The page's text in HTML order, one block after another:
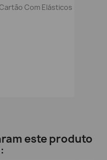
Com Elásticos
este produto